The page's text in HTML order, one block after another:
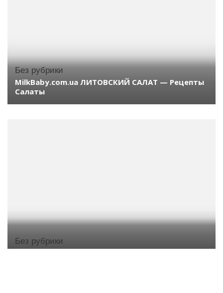
Без рубрики
MilkBaby.com.ua ЛИТОВСКИЙ САЛАТ — Рецепты
Салаты
Без рубрики